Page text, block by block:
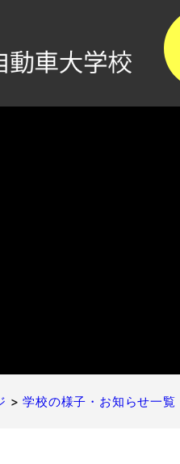
>学校の様子・お知らせ一覧